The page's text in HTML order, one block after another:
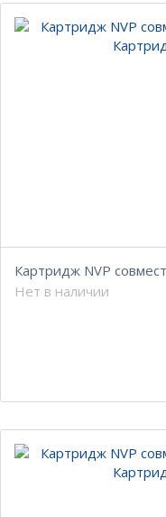
Картридж NVP
Нет в наличии